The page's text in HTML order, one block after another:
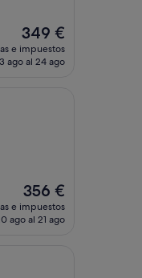
El
precio
actual
349 €
e impuestos
ago al 24 ago
El
precio
actual
356 €
e impuestos
ago al 21 ago